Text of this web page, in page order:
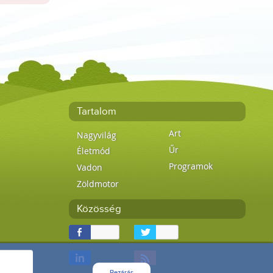
Tartalom
Nagyvilág
Életmód
Vadon
Zöldmotor
Art
Űr
Programok
Közösség